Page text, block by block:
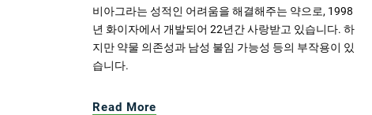
비아그라는 성적인 어려움을 해결해주는 약으로, 1998
년 화이자에서 개발되어 22년간 사랑받고 있습니다. 하
지만 약물 의존성과 남성 불임 가능성 등의 부작용이 있
습니다.
Read More